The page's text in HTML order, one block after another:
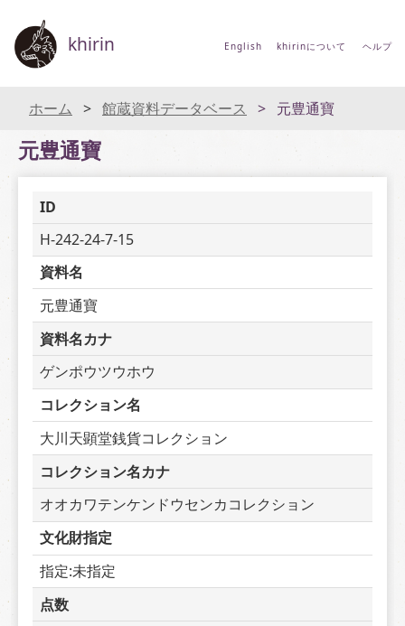
khirin English khirinについて ヘルプ
ホーム 館蔵資料データベース 元豊通寶
元豊通寶
ID
H-242-24-7-15
資料名
元豊通寶
資料名カナ
ゲンポウツウホウ
コレクション名
大川天顕堂銭貨コレクション
コレクション名カナ
オオカワテンケンドウセンカコレクション
文化財指定
指定:未指定
点数